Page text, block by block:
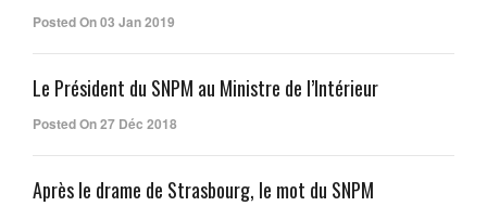
Posted On 03 Jan 2019
Le Président du SNPM au Ministre de l’Intérieur
Posted On 27 Déc 2018
Après le drame de Strasbourg, le mot du SNPM